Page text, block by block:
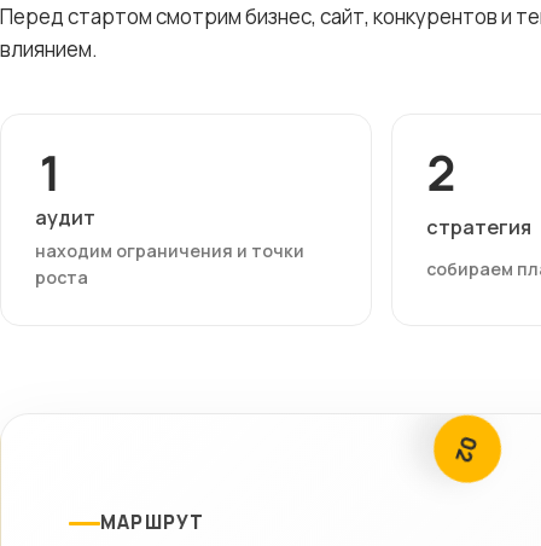
Перед стартом смотрим бизнес, сайт, конкурентов и
влиянием.
1
аудит
находим ограничения и точки
роста
2
стратегия
собираем
МАРШРУТ